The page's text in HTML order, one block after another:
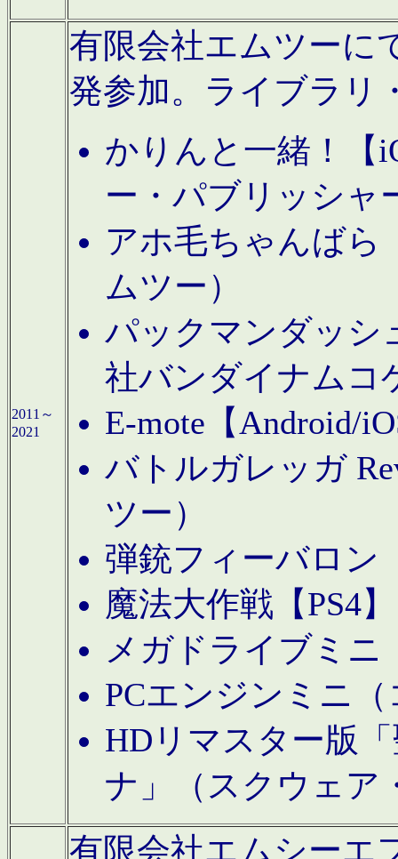
2011～
2021
有限会社エムツーに
発参加。ライブラリ
かりんと一緒！【
ー・パブリッシャ
アホ毛ちゃんばら
ムツー）
パックマンダッシ
社バンダイナムコ
E-mote【Android/
バトルガレッガ
ツー）
弾銃フィーバロン
魔法大作戦【PS4
メガドライブミニ
PCエンジンミニ
HDリマスター版
ナ」（スクウェア
有限会社エムシーエ